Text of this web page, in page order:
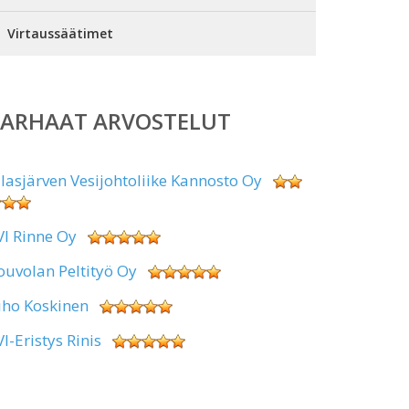
Virtaussäätimet
ARVOSTELUT
Vesijohtoliike Kannosto Oy
Rinne Oy
Peltityö Oy
Koskinen
Eristys Rinis